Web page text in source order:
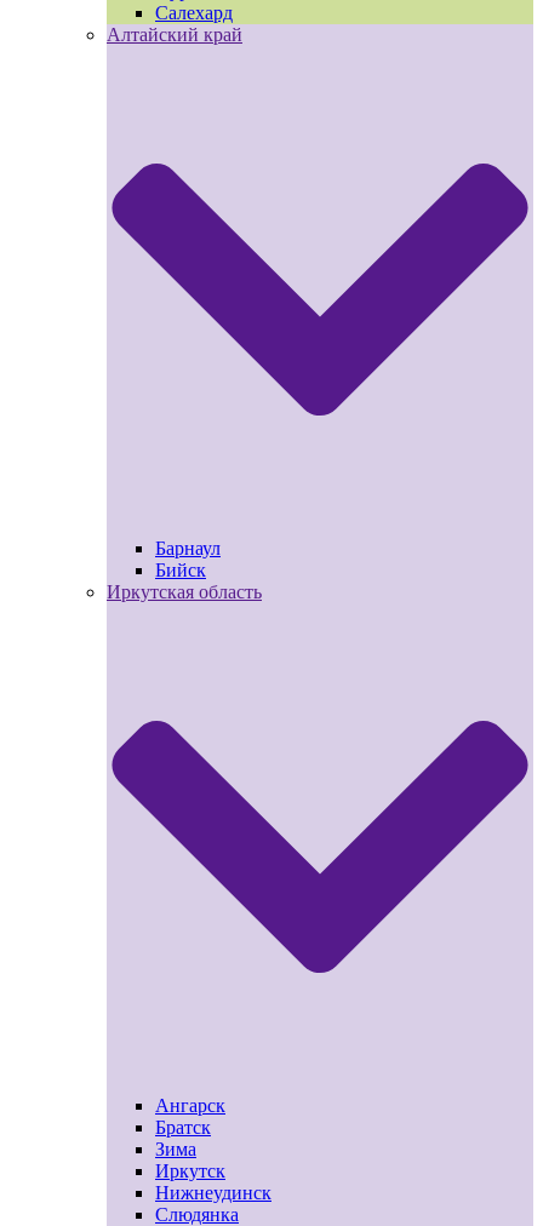
Салехард
Алтайский край
Барнаул
Бийск
Иркутская область
Ангарск
Братск
Зима
Иркутск
Нижнеудинск
Слюдянка